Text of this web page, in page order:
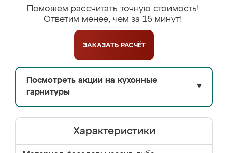
Поможем рассчитать точную стоимость!
Ответим менее, чем за 15 минут!
ЗАКАЗАТЬ РАСЧЁТ
Посмотреть акции на кухонные
гарнитуры
▼
Характеристики